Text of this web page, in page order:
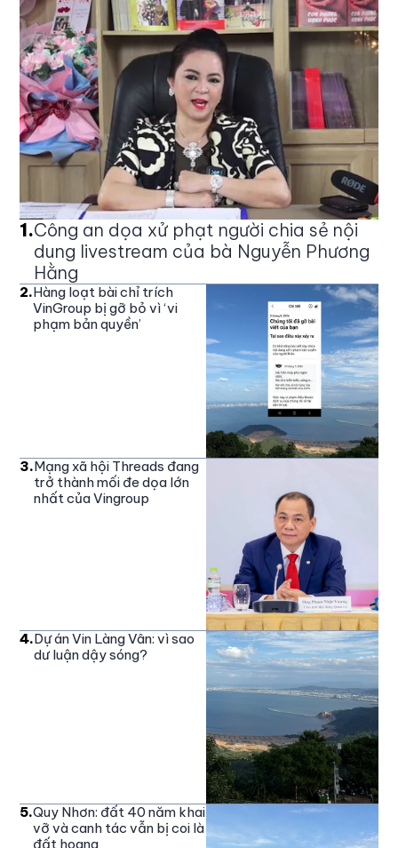
1.Công an dọa xử phạt người chia sẻ nội
dung livestream của bà Nguyễn Phương
Hằng
2.Hàng loạt bài chỉ trích
VinGroup bị gỡ bỏ vì ‘vi
phạm bản quyền’
3.Mạng xã hội Threads đang
trở thành mối đe dọa lớn
nhất của Vingroup
4.Dự án Vin Làng Vân: vì sao
dư luận dậy sóng?
5.Quy Nhơn: đất 40 năm khai
vỡ và canh tác vẫn bị coi là
đất hoang